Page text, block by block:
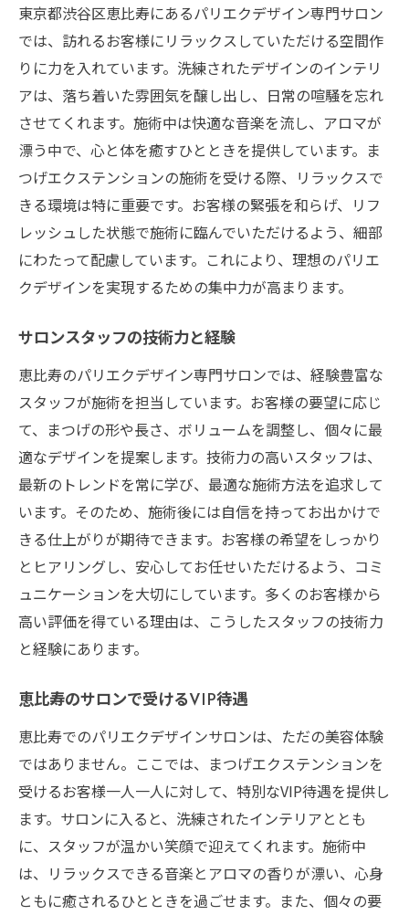
東京都渋谷区恵比寿にあるパリエクデザイン専門サロン
では、訪れるお客様にリラックスしていただける空間作
りに力を入れています。洗練されたデザインのインテリ
アは、落ち着いた雰囲気を醸し出し、日常の喧騒を忘れ
させてくれます。施術中は快適な音楽を流し、アロマが
漂う中で、心と体を癒すひとときを提供しています。ま
つげエクステンションの施術を受ける際、リラックスで
きる環境は特に重要です。お客様の緊張を和らげ、リフ
レッシュした状態で施術に臨んでいただけるよう、細部
にわたって配慮しています。これにより、理想のパリエ
クデザインを実現するための集中力が高まります。
サロンスタッフの技術力と経験
恵比寿のパリエクデザイン専門サロンでは、経験豊富な
スタッフが施術を担当しています。お客様の要望に応じ
て、まつげの形や長さ、ボリュームを調整し、個々に最
適なデザインを提案します。技術力の高いスタッフは、
最新のトレンドを常に学び、最適な施術方法を追求して
います。そのため、施術後には自信を持ってお出かけで
きる仕上がりが期待できます。お客様の希望をしっかり
とヒアリングし、安心してお任せいただけるよう、コミ
ュニケーションを大切にしています。多くのお客様から
高い評価を得ている理由は、こうしたスタッフの技術力
と経験にあります。
恵比寿のサロンで受けるVIP待遇
恵比寿でのパリエクデザインサロンは、ただの美容体験
ではありません。ここでは、まつげエクステンションを
受けるお客様一人一人に対して、特別なVIP待遇を提供し
ます。サロンに入ると、洗練されたインテリアととも
に、スタッフが温かい笑顔で迎えてくれます。施術中
は、リラックスできる音楽とアロマの香りが漂い、心身
ともに癒されるひとときを過ごせます。また、個々の要